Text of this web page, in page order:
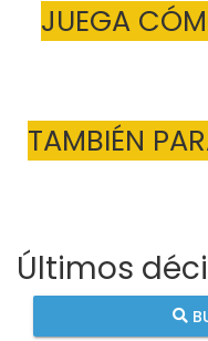
JUEGA
TAMBIÉN
Últimos